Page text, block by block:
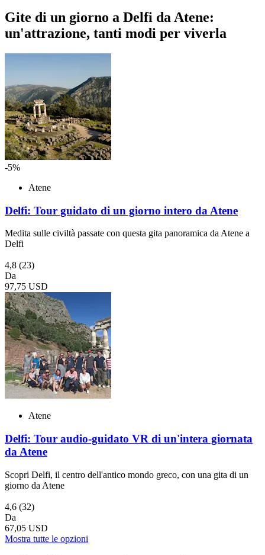
Gite di un giorno a Delfi da Atene:
un'attrazione, tanti modi per viverla
-5%
Atene
Delfi: Tour guidato di un giorno intero da Atene
Medita sulle civiltà passate con questa gita panoramica da Atene a
Delfi
4,8 (23)
Da
97,75 USD
Atene
Delfi: Tour audio-guidato VR di un'intera giornata
da Atene
Scopri Delfi, il centro dell'antico mondo greco, con una gita di un
giorno da Atene
4,6 (32)
Da
67,05 USD
Mostra tutte le opzioni